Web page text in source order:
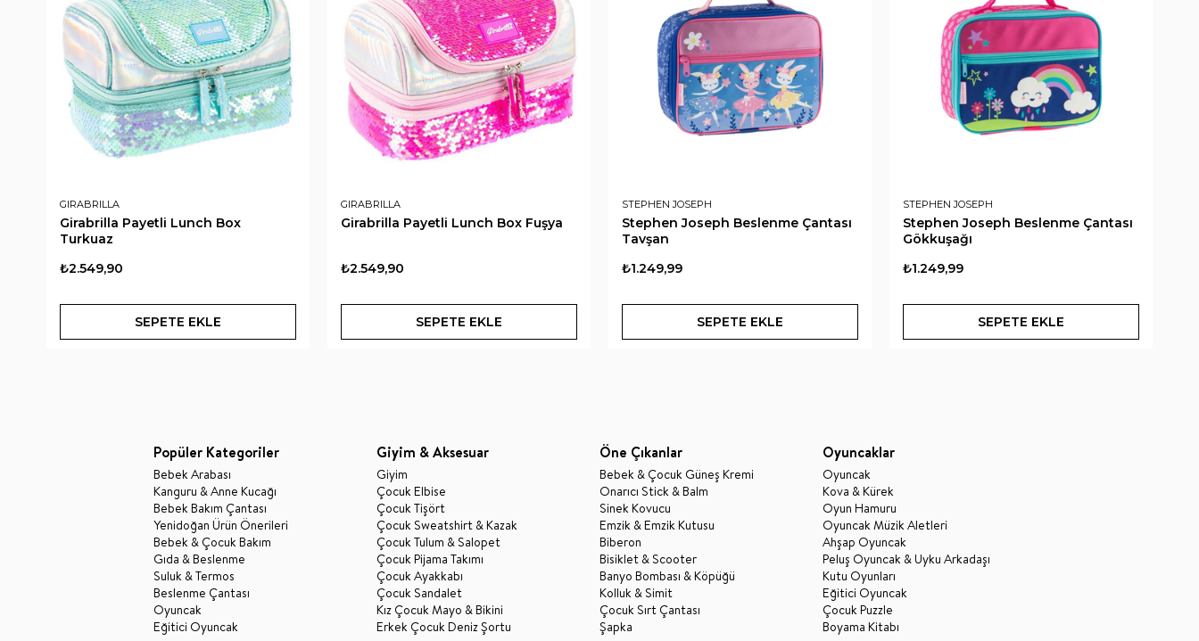
GIRABRILLA
Girabrilla Payetli Lunch Box
Turkuaz
₺2.549,90
SEPETE EKLE
GIRABRILLA
Girabrilla Payetli Lunch Box Fuşya
₺2.549,90
SEPETE EKLE
STEPHEN JOSEPH
Stephen Joseph Beslenme Çantası
Tavşan
₺1.249,99
SEPETE EKLE
STEPHEN JOSEPH
Stephen Joseph Beslenme Çantası
Gökkuşağı
₺1.249,99
SEPETE EKLE
Popüler Kategoriler
Bebek Arabası
Kanguru & Anne Kucağı
Bebek Bakım Çantası
Yenidoğan Ürün Önerileri
Bebek & Çocuk Bakım
Gıda & Beslenme
Suluk & Termos
Beslenme Çantası
Oyuncak
Eğitici Oyuncak
Giyim & Aksesuar
Giyim
Çocuk Elbise
Çocuk Tişört
Çocuk Sweatshirt & Kazak
Çocuk Tulum & Salopet
Çocuk Pijama Takımı
Çocuk Ayakkabı
Çocuk Sandalet
Kız Çocuk Mayo & Bikini
Erkek Çocuk Deniz Şortu
Öne Çıkanlar
Bebek & Çocuk Güneş Kremi
Onarıcı Stick & Balm
Sinek Kovucu
Emzik & Emzik Kutusu
Biberon
Bisiklet & Scooter
Banyo Bombası & Köpüğü
Kolluk & Simit
Çocuk Sırt Çantası
Şapka
Oyuncaklar
Oyuncak
Kova & Kürek
Oyun Hamuru
Oyuncak Müzik Aletleri
Ahşap Oyuncak
Peluş Oyuncak & Uyku Arkadaşı
Kutu Oyunları
Eğitici Oyuncak
Çocuk Puzzle
Boyama Kitabı